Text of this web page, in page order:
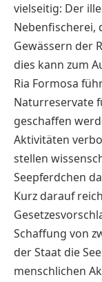
vielseitig: Der
Nebenfischerei,
Gewässern der
dies kann zum
Ria Formosa
Naturreservate
geschaffen
Aktivitäten
stellen
Seepferdchen
Kurz darauf
Schaffung von
der Staat die
menschlichen